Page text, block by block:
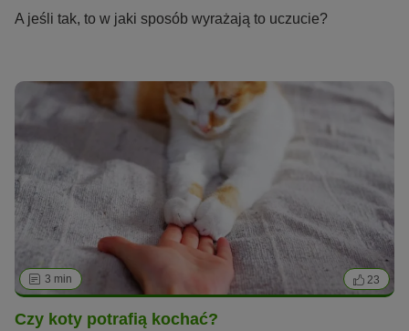
A jeśli tak, to w jaki sposób wyrażają to uczucie?
3 min 23
Czy koty potrafią kochać?